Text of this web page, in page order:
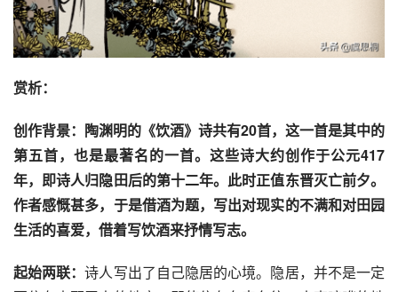
赏析：
创作背景：陶渊明的《饮酒》诗共有20首，这一首是其中的
第五首，也是最著名的一首。这些诗大约创作于公元417
年，即诗人归隐田后的第十二年。此时正值东晋灭亡前夕。
作者感慨甚多，于是借酒为题，写出对现实的不满和对田园
生活的喜爱，借着写饮酒来抒情写志。
起始两联：诗人写出了自己隐居的心境。隐居，并不是一定